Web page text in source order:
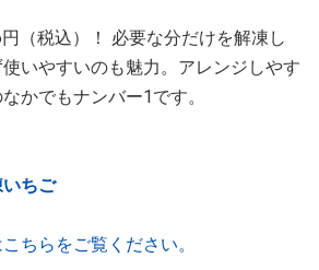
（税込）！ 必要な分だけを解凍し
いやすいのも魅力。アレンジしやす
かでもナンバー1です。
ちご
ちらをご覧ください。